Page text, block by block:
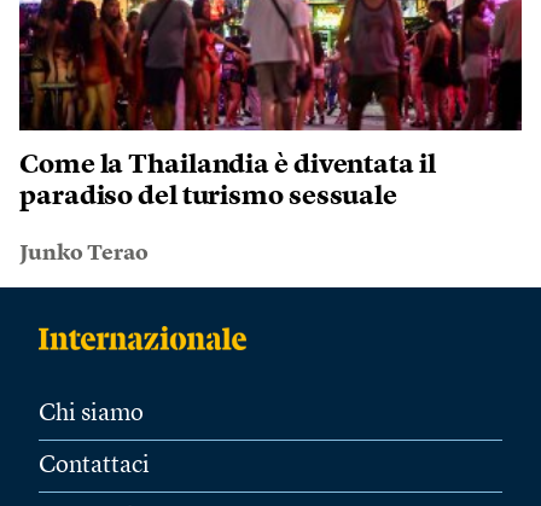
Come la Thailandia è diventata il
paradiso del turismo sessuale
Junko Terao
Chi siamo
Contattaci